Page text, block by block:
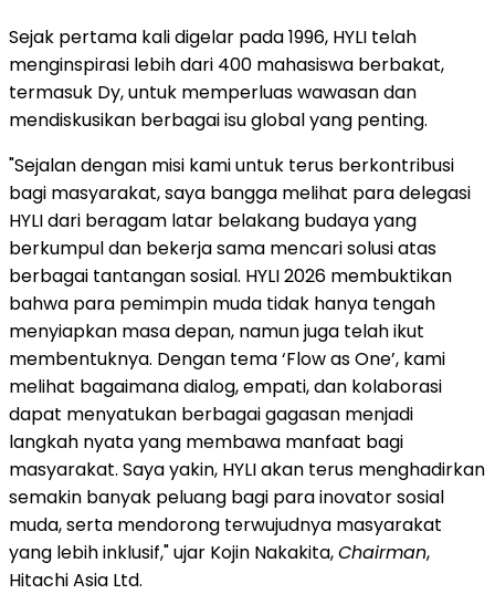
Sejak pertama kali digelar pada 1996, HYLI telah
menginspirasi lebih dari 400 mahasiswa berbakat,
termasuk Dy, untuk memperluas wawasan dan
mendiskusikan berbagai isu global yang penting.
"Sejalan dengan misi kami untuk terus berkontribusi
bagi masyarakat, saya bangga melihat para delegasi
HYLI dari beragam latar belakang budaya yang
berkumpul dan bekerja sama mencari solusi atas
berbagai tantangan sosial. HYLI 2026 membuktikan
bahwa para pemimpin muda tidak hanya tengah
menyiapkan masa depan, namun juga telah ikut
membentuknya. Dengan tema ‘Flow as One’, kami
melihat bagaimana dialog, empati, dan kolaborasi
dapat menyatukan berbagai gagasan menjadi
langkah nyata yang membawa manfaat bagi
masyarakat. Saya yakin, HYLI akan terus menghadirkan
semakin banyak peluang bagi para inovator sosial
muda, serta mendorong terwujudnya masyarakat
yang lebih inklusif," ujar Kojin Nakakita,Chairman,
Hitachi Asia Ltd.